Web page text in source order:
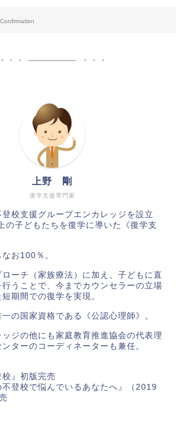
復学支援専門家
上野 剛
校支援グループエンカレッジを設立
の子どもたちを復学に導いた《復学支
お100％。
ーチ（家族療法）に加え、子どもに直
うことで、今までカウンセラーの立場
期間での復学を実現。
の国家資格である《公認心理師》。
ジの他にも家庭教育推進協会の代表理
ターのコーディネーターも兼任。
校』初版完売
不登校で悩んでいるあなたへ』（2019